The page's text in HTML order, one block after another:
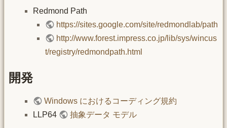
Redmond Path
https://sites.google.com/site/redmondlab/path
http://www.forest.impress.co.jp/lib/sys/wincus
t/registry/redmondpath.html
開発
Windows におけるコーディング規約
LLP64
抽象データ モデル